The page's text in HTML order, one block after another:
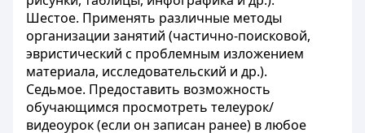
Шестое. Применять различные методы
организации занятий (частично-поисковой,
эвристический с проблемным изложением
материала, исследовательский и др.).
Седьмое. Предоставить возможность
обучающимся просмотреть телеурок/
видеоурок (если он записан ранее) в любое